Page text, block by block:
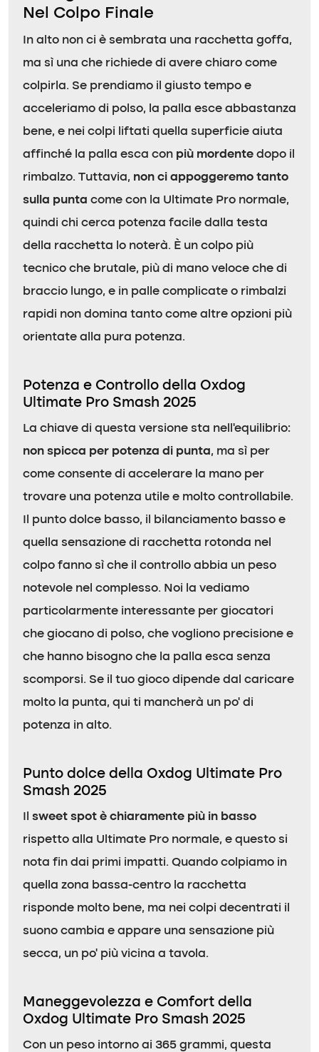
Nel Colpo Finale
In alto non ci è sembrata una racchetta goffa,
ma sì una che richiede di avere chiaro come
colpirla. Se prendiamo il giusto tempo e
acceleriamo di polso, la palla esce abbastanza
bene, e nei colpi liftati quella superficie aiuta
affinché la palla esca con più mordente dopo il
rimbalzo. Tuttavia, non ci appoggeremo tanto
sulla punta come con la Ultimate Pro normale,
quindi chi cerca potenza facile dalla testa
della racchetta lo noterà. È un colpo più
tecnico che brutale, più di mano veloce che di
braccio lungo, e in palle complicate o rimbalzi
rapidi non domina tanto come altre opzioni più
orientate alla pura potenza.
Potenza e Controllo della Oxdog
Ultimate Pro Smash 2025
La chiave di questa versione sta nell’equilibrio:
non spicca per potenza di punta, ma sì per
come consente di accelerare la mano per
trovare una potenza utile e molto controllabile.
Il punto dolce basso, il bilanciamento basso e
quella sensazione di racchetta rotonda nel
colpo fanno sì che il controllo abbia un peso
notevole nel complesso. Noi la vediamo
particolarmente interessante per giocatori
che giocano di polso, che vogliono precisione e
che hanno bisogno che la palla esca senza
scomporsi. Se il tuo gioco dipende dal caricare
molto la punta, qui ti mancherà un po’ di
potenza in alto.
Punto dolce della Oxdog Ultimate Pro
Smash 2025
sweet spot è chiaramente più in basso
rispetto alla Ultimate Pro normale, e questo si
nota fin dai primi impatti. Quando colpiamo in
quella zona bassa-centro la racchetta
risponde molto bene, ma nei colpi decentrati il
suono cambia e appare una sensazione più
secca, un po’ più vicina a tavola.
Maneggevolezza e Comfort della
Oxdog Ultimate Pro Smash 2025
Con un peso intorno ai 365 grammi, questa